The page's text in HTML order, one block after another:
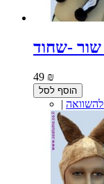
49 ₪
הוסף לסל
|